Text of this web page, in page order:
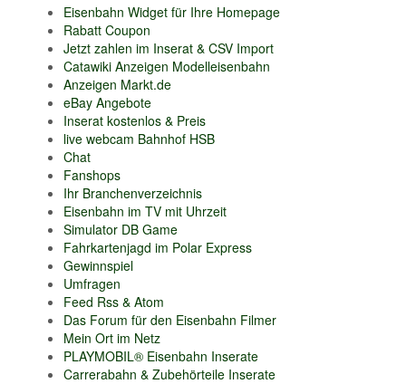
Eisenbahn Widget für Ihre Homepage
Rabatt Coupon
Jetzt zahlen im Inserat & CSV Import
Catawiki Anzeigen Modelleisenbahn
Anzeigen Markt.de
eBay Angebote
Inserat kostenlos & Preis
live webcam Bahnhof HSB
Chat
Fanshops
Ihr Branchenverzeichnis
Eisenbahn im TV mit Uhrzeit
Simulator DB Game
Fahrkartenjagd im Polar Express
Gewinnspiel
Umfragen
Feed Rss & Atom
Das Forum für den Eisenbahn Filmer
Mein Ort im Netz
PLAYMOBIL® Eisenbahn Inserate
Carrerabahn & Zubehörteile Inserate